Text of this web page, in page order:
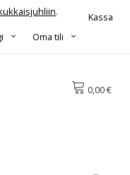
.
Kassa
Oma tili
0,00 €